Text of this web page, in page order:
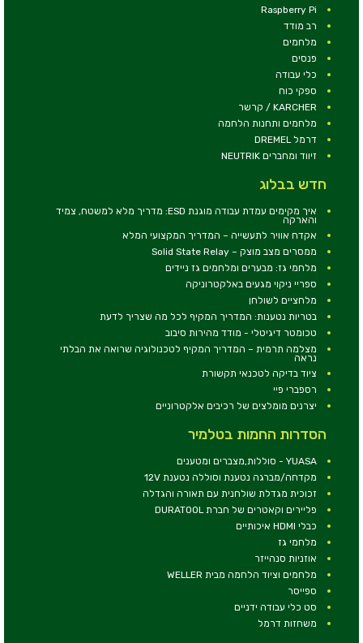
Raspberry Pi
רב מודד
מלחמים
פנסים
כלי עבודה
ספקי כוח
KARCHER / קרשר
מלחמים ותחנות הלחמה
דרמל DREMEL
זיווד ומחברים NEUTRIK
חדש בבלוג
איך מקימים עמדת עבודה מוגנת ESD: מדריך מלא למשטח, צמיד
והארקה
אקדח אוויר לתעשייה – המדריך המקצועי המלא
ממסרים מצב מוצק – Solid State Relay
מלחמי גז: מבערים ומלחמים גז ניידים
ספריי ניקוי מגעים באלקטרוניקה
מלחציים לשולחן
בטריות נטענות: המדריך המקיף לכל מה שצריך לדעת
טכומטר דיגיטלי - מודד מהירות סיבוב
מצלמה תרמית – המדריך המקיף לטכנולוגיה שרואה את הבלתי
נראה
ציוד בדיקה לטכנאי תקשורת
רספברי פיי
יצרנים מומלצים של רכיבים אלקטרוניים
הסדרות החמות בטלמיר
YUASA - סוללות,מצברים ומטענים
מקדחה/מברגה נטענת וסוללה נטענת 12V
זכוכית מגדלת שולחנית עם תאורה והגדלה
פליירים וקאטרים של חברת DURATOOL
כבלי HDMI איכותיים
מלחמי גז
אוזניות סנהייזר
מלחמים וציוד הלחמה מבית WELLER
ספייסר
סט כלי עבודה ידניים
משחזות דרמל